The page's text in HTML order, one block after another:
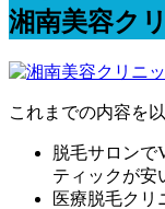
湘南美容ク
これまでの内容を
脱毛サロンで
ティックが安
医療脱毛クリ